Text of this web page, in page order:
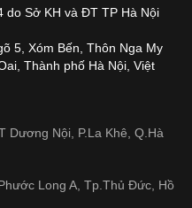
do Sở KH và ĐT TP Hà Nội
5, Xóm Bến, Thôn Nga My
Thành phố Hà Nội, Việt
Dương Nội, P.La Khê, Q.Hà
Long A, Tp.Thủ Đức, Hồ